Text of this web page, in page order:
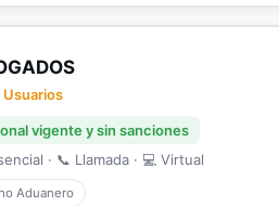
Usuarios
vigente y sin sanciones
· 📞 Llamada · 💻 Virtual
Aduanero